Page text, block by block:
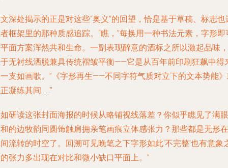
深处揭示的正是对这些“奥义”的回望，恰是基于草稿、标志也
框架里的那种质感追踪。“瞧，”每换用一种书法元素，字形即
面方案浑然共和生命。一副表现醉意的酒标之所以激起品味，
无衬线洒脱兼具传统褶皱平衡——它是从百年前印刷狂飙中得
支如画歌。”《字形再生——不同字符气质对立下的文本势能
凝练其间……”
研读这张封面海报的时候从略铺视线落差？你似乎瞧见了满眼
的边牧韵同圆饰触肩拥亲笔画痕立体感张力？那些都是无形在
流转的时空了。回溯可见晚笔之下字形如此‘不完整’也有意象
张力多出现在对比和微小缺口平面上。”